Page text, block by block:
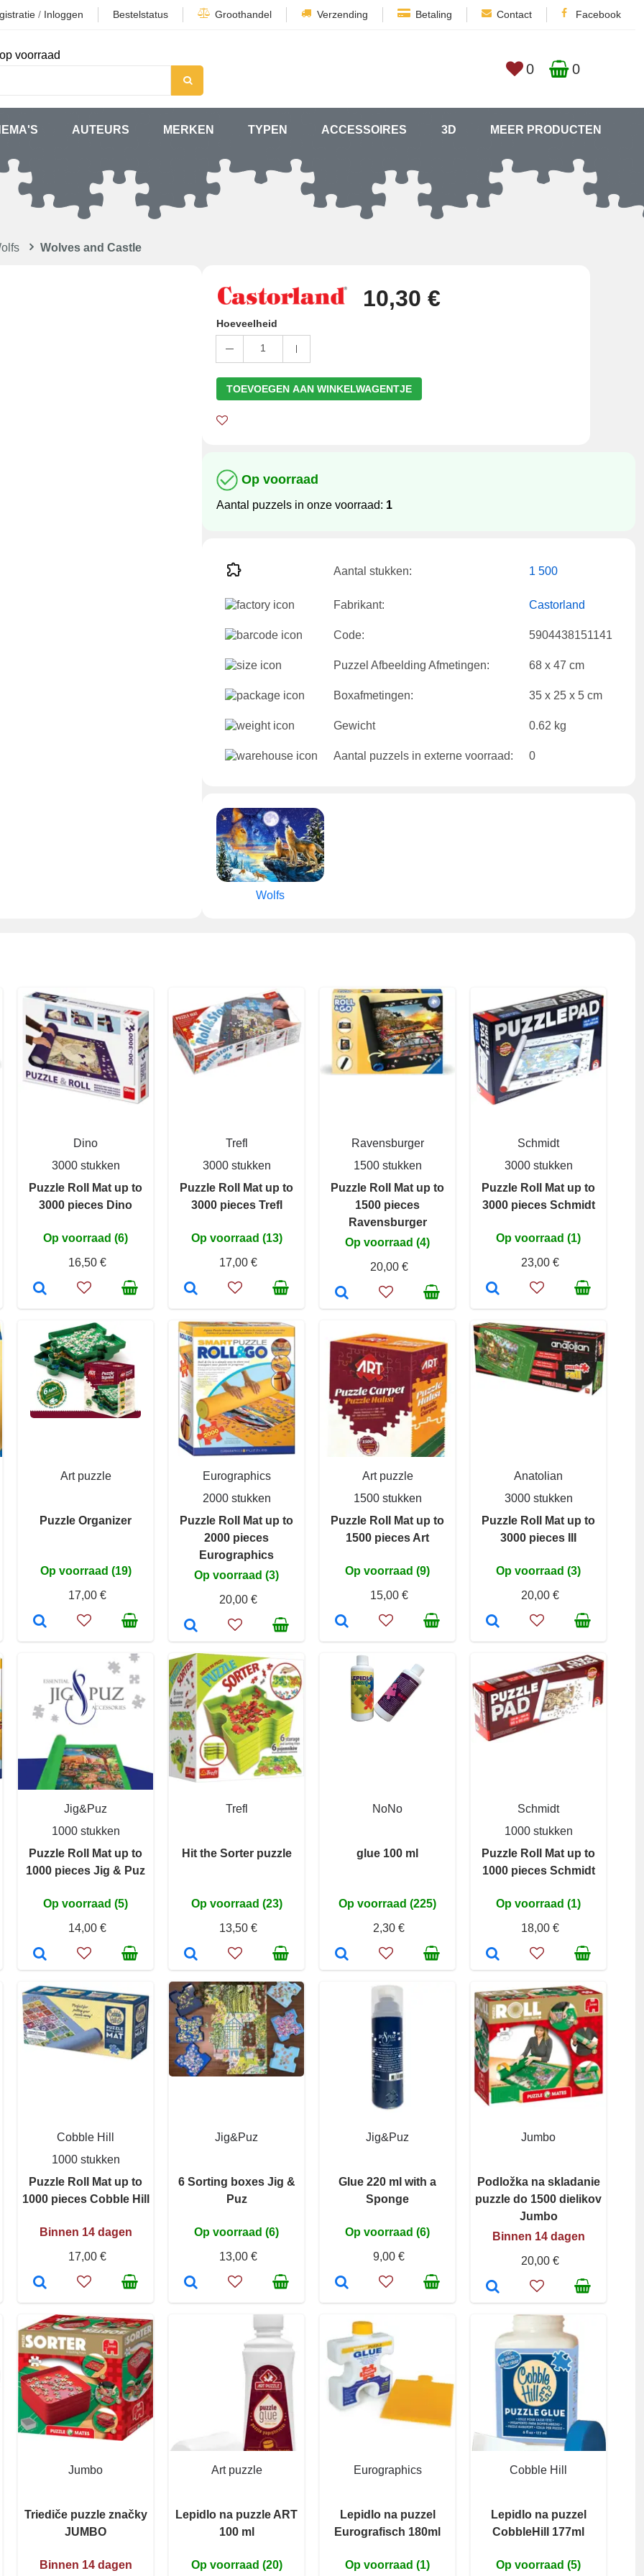
/ Inloggen Bestelstatus Groothandel Verzending Betaling Contact Facebook
voorraad
0 0
AUTEURS MERKEN TYPEN ACCESSOIRES 3D MEER PRODUCTEN
Wolves and Castle
10,30 €
Hoeveelheid
1
TOEVOEGEN AAN WINKELWAGENTJE
Op voorraad
Aantal puzzels in onze voorraad: 1
Aantal stukken: 1 500
Fabrikant: Castorland
Code: 5904438151141
Puzzel Afbeelding Afmetingen: 68 x 47 cm
Boxafmetingen: 35 x 25 x 5 cm
Gewicht 0.62 kg
Aantal puzzels in externe voorraad: 0
Wolfs
Dino
3000 stukken
Puzzle Roll Mat up to
3000 pieces Dino
Op voorraad (6)
16,50 €
Trefl
3000 stukken
Puzzle Roll Mat up to
3000 pieces Trefl
Op voorraad (13)
17,00 €
Ravensburger
1500 stukken
Puzzle Roll Mat up to
1500 pieces
Ravensburger
Op voorraad (4)
20,00 €
Schmidt
3000 stukken
Puzzle Roll Mat up to
3000 pieces Schmidt
Op voorraad (1)
23,00 €
Art puzzle
Puzzle Organizer
Op voorraad (19)
17,00 €
Eurographics
2000 stukken
Puzzle Roll Mat up to
2000 pieces
Eurographics
Op voorraad (3)
20,00 €
Art puzzle
1500 stukken
Puzzle Roll Mat up to
1500 pieces Art
Op voorraad (9)
15,00 €
Anatolian
3000 stukken
Puzzle Roll Mat up to
3000 pieces III
Op voorraad (3)
20,00 €
Jig&Puz
1000 stukken
Puzzle Roll Mat up to
1000 pieces Jig & Puz
Op voorraad (5)
14,00 €
Trefl
Hit the Sorter puzzle
Op voorraad (23)
13,50 €
NoNo
glue 100 ml
Op voorraad (225)
2,30 €
Schmidt
1000 stukken
Puzzle Roll Mat up to
1000 pieces Schmidt
Op voorraad (1)
18,00 €
Cobble Hill
1000 stukken
Puzzle Roll Mat up to
1000 pieces Cobble Hill
Binnen 14 dagen
17,00 €
Jig&Puz
6 Sorting boxes Jig &
Puz
Op voorraad (6)
13,00 €
Jig&Puz
Glue 220 ml with a
Sponge
Op voorraad (6)
9,00 €
Jumbo
Podložka na skladanie
puzzle do 1500 dielikov
Jumbo
Binnen 14 dagen
20,00 €
Jumbo
Triediče puzzle značky
JUMBO
Binnen 14 dagen
Art puzzle
Lepidlo na puzzle ART
100 ml
Op voorraad (20)
Eurographics
Lepidlo na puzzel
Eurografisch 180ml
Op voorraad (1)
Cobble Hill
Lepidlo na puzzel
CobbleHill 177ml
Op voorraad (5)